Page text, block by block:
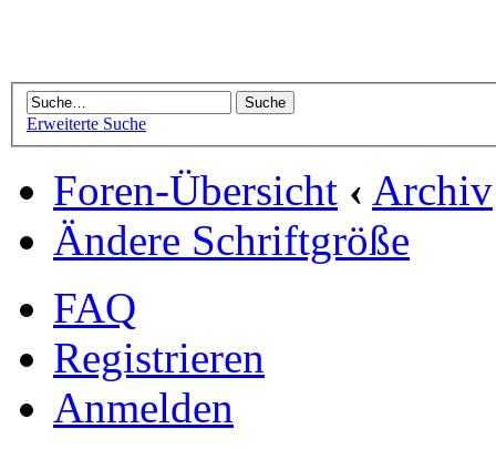
Erweiterte Suche
Foren-Übersicht ‹ Archiv
Ändere Schriftgröße
FAQ
Registrieren
Anmelden